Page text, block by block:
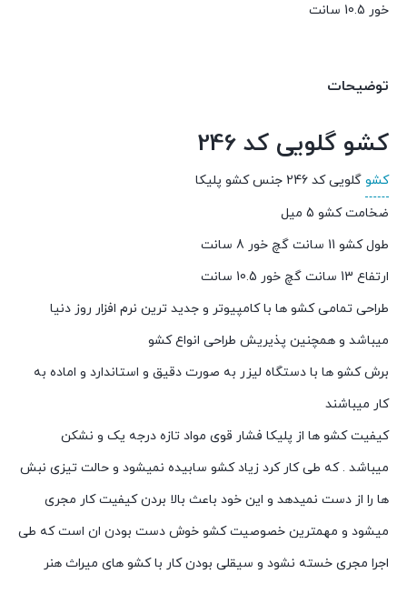
خور 10.5 سانت
توضیحات
کشو گلویی کد 246
کشو گلویی کد 246 جنس کشو پلیکا
ضخامت کشو 5 میل
طول کشو 11 سانت گچ خور 8 سانت
ارتفاع 13 سانت گچ خور 10.5 سانت
طراحی تمامی کشو ها با کامپیوتر و جدید ترین نرم افزار روز دنیا
میباشد و همچنین پذیریش طراحی انواع کشو
برش کشو ها با دستگاه لیزر به صورت دقیق و استاندارد و اماده به
کار میباشند
کیفیت کشو ها از پلیکا فشار قوی مواد تازه درجه یک و نشکن
میباشد . که طی کار کرد زیاد کشو سابیده نمیشود و حالت تیزی نبش
ها را از دست نمیدهد و این خود باعث بالا بردن کیفیت کار مجری
میشود و مهمترین خصوصیت کشو خوش دست بودن ان است که طی
اجرا مجری خسته نشود و سیقلی بودن کار با کشو های میراث هنر